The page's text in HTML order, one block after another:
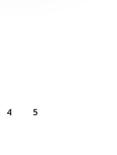
4 5